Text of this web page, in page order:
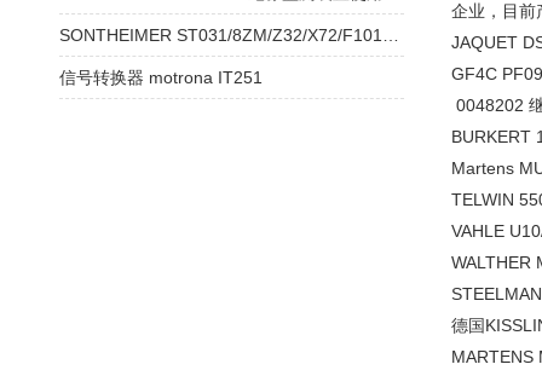
企业，目前
JAQUET
GF4C
0048202
BURKERT
Martens
TELWIN
VAHLE
WALTHER
德国
MARTENS
信号转换器 motrona IT251